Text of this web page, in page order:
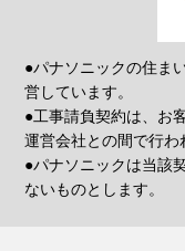
●パナソニックの住ま
営しています。
●工事請負契約は、お
運営会社との間で行わ
●パナソニックは当該
ないものとします。